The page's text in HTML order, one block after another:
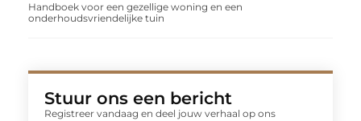
Handboek voor een gezellige woning en een
onderhoudsvriendelijke tuin
Stuur ons een bericht
Registreer vandaag en deel jouw verhaal op ons